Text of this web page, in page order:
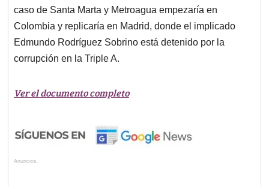
caso de Santa Marta y Metroagua empezaría en
Colombia y replicaría en Madrid, donde el implicado
Edmundo Rodríguez Sobrino está detenido por la
corrupción en la Triple A.
Ver el documento completo
Anuncios.